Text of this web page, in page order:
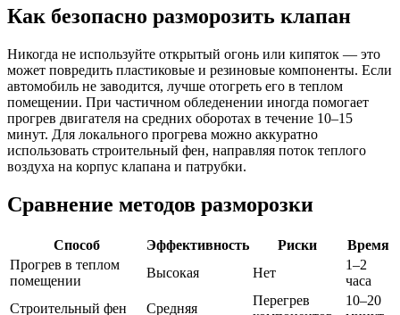
Как безопасно разморозить клапан
Никогда не используйте открытый огонь или кипяток — это
может повредить пластиковые и резиновые компоненты. Если
автомобиль не заводится, лучше отогреть его в теплом
помещении. При частичном обледенении иногда помогает
прогрев двигателя на средних оборотах в течение 10–15
минут. Для локального прогрева можно аккуратно
использовать строительный фен, направляя поток теплого
воздуха на корпус клапана и патрубки.
Сравнение методов разморозки
Способ Эффективность Риски
Время
Прогрев в теплом
помещении
Высокая Нет
1–2
часа
Строительный фен
Средняя
Перегрев
10–20